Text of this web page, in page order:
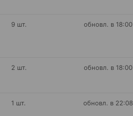
9 шт. обновл. в 18:00
2 шт. обновл. в 18:00
1 шт. обновл. в 22:08